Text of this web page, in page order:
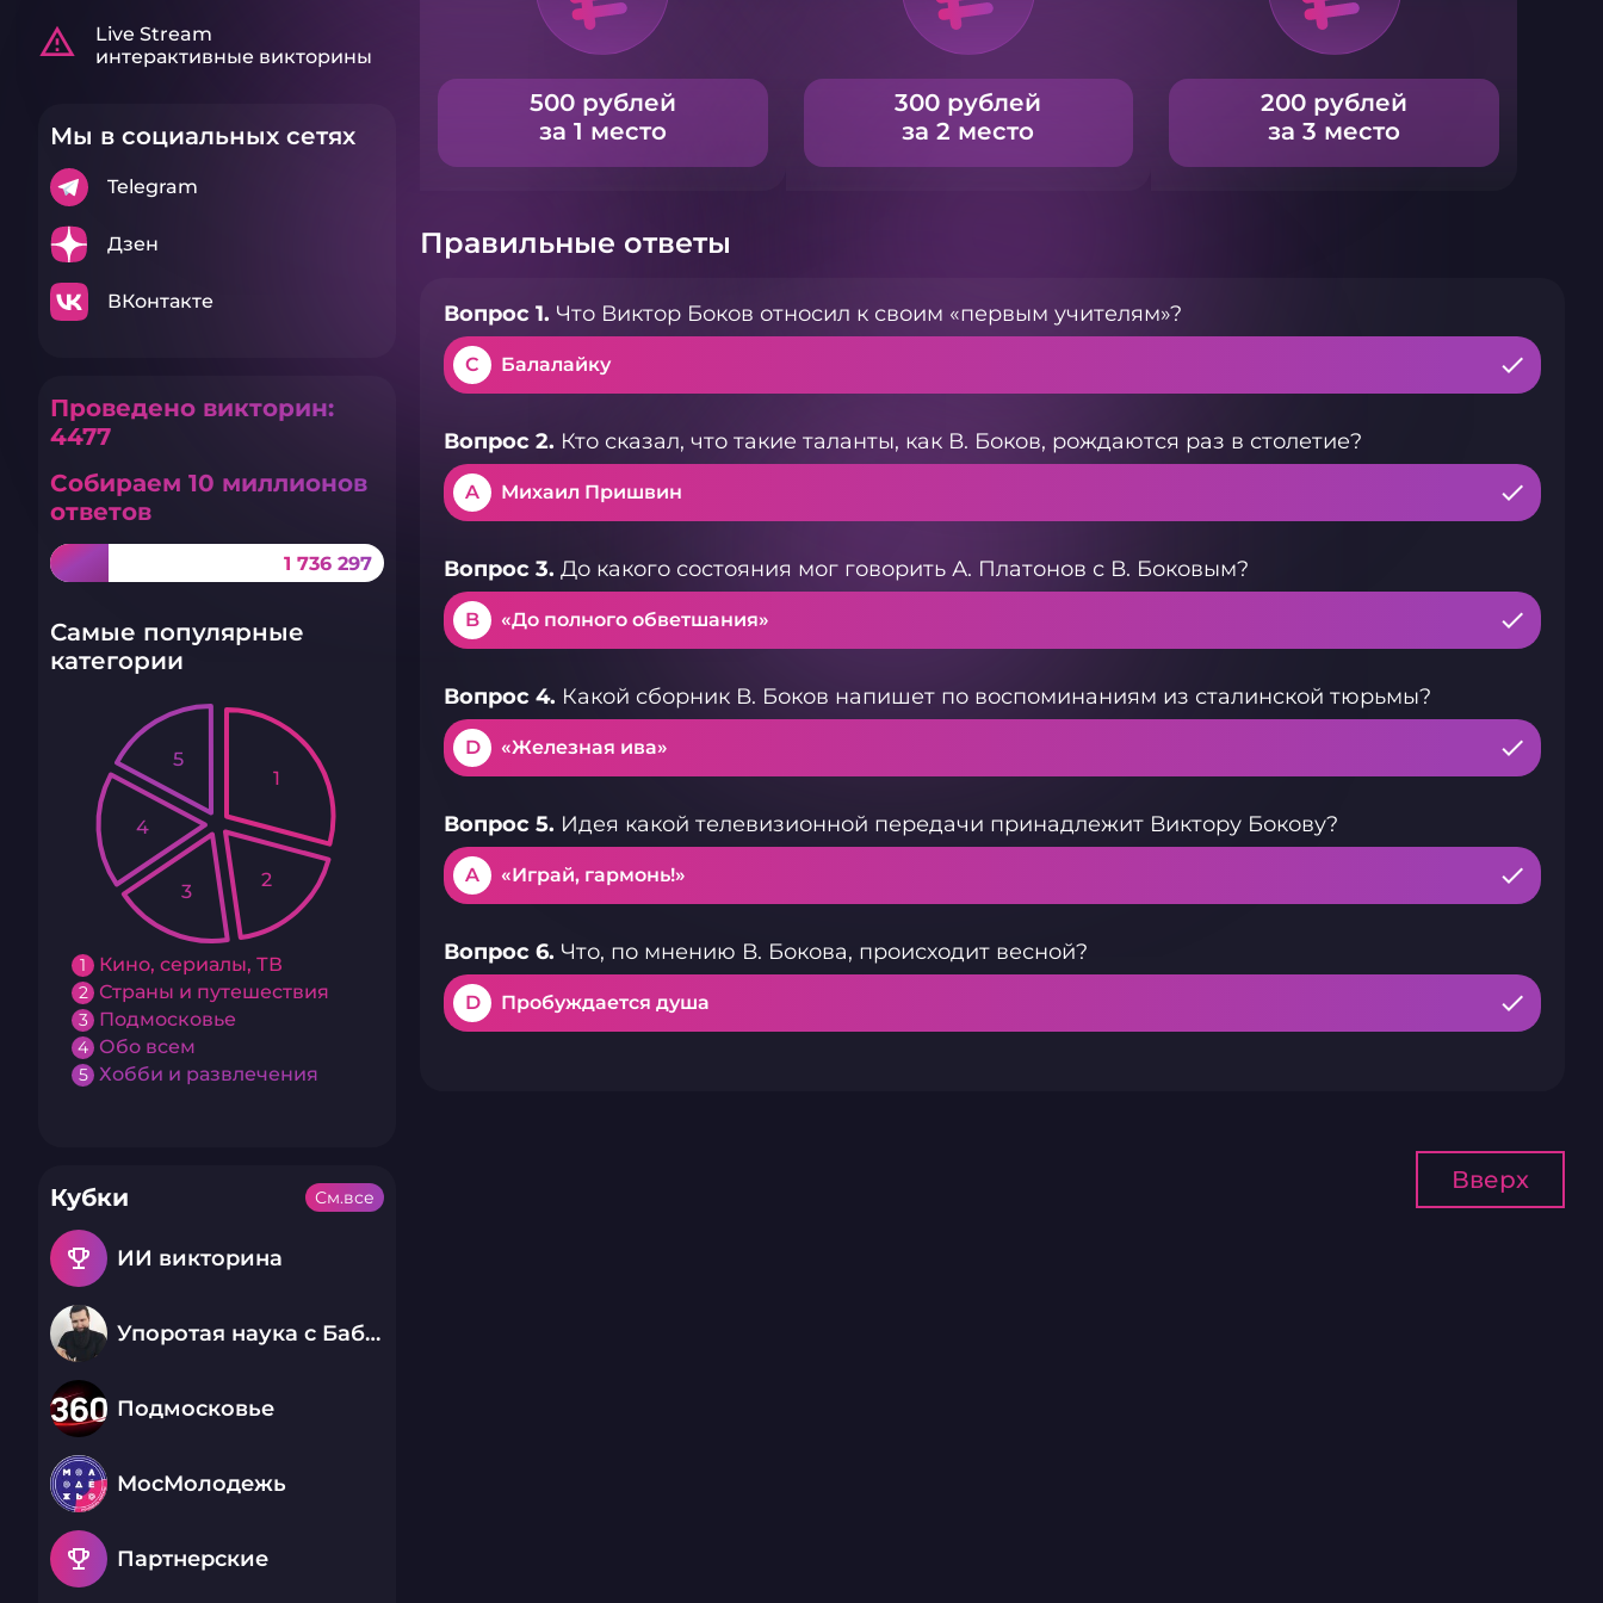
warning_amber
Live Stream
интерактивные викторины
Мы в социальных сетях
Telegram
Дзен
ВКонтакте
Проведено викторин:
4477
Собираем 10 миллионов
ответов
1 736 297
Самые популярные
категории
1 Кино, сериалы, ТВ
2 Страны и путешествия
3 Подмосковье
4 Обо всем
5 Хобби и развлечения
1
2
3
4
5
Кубки
emoji_events ИИ викторина
Упоротая наука с Бабаем Лютым
Подмосковье
МосМолодежь
emoji_events Партнерские
См.все
500 рублей
за 1 место
300 рублей
за 2 место
200 рублей
за 3 место
Правильные ответы
Вопрос 1. Что Виктор Боков относил к своим «первым учителям»?
C Балалайку
Вопрос 2. Кто сказал, что такие таланты, как В. Боков, рождаются раз в столетие?
A Михаил Пришвин
Вопрос 3. До какого состояния мог говорить А. Платонов с В. Боковым?
B «До полного обветшания»
Вопрос 4. Какой сборник В. Боков напишет по воспоминаниям из сталинской тюрьмы?
D «Железная ива»
Вопрос 5. Идея какой телевизионной передачи принадлежит Виктору Бокову?
A «Играй, гармонь!»
Вопрос 6. Что, по мнению В. Бокова, происходит весной?
D Пробуждается душа
Вверх